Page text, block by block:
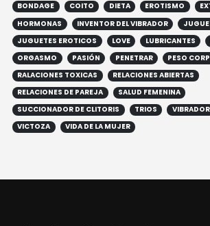
BONDAGE
COITO DIETA EROTISMO
HORMONAS
INVENTOR DEL VIBRADOR
JUGUETES EROTICOS
LOVE LUBRICANTES
ORGASMO
PASIÓN PENETRAR PESO
RALACIONES TOXICAS
RELACIONES ABIERTAS
RELACIONES DE PAREJA
SALUD FEMENINA
SUCCIONADOR DE CLITORIS
TRIOS VIBRADOR
VICTOZA
VIDA DE LA MUJER